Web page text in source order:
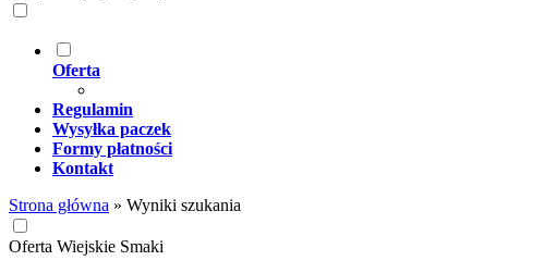
Oferta
Regulamin
Wysyłka paczek
Formy płatności
Kontakt
Strona główna » Wyniki szukania
Oferta Wiejskie Smaki